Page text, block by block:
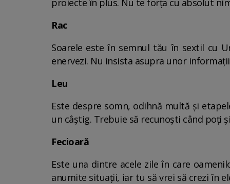
proiecte în plus. Nu te forța cu absolut
Rac
Soarele este în semnul tău în sextil cu
enervezi. Nu insista asupra unor
Leu
Este despre somn, odihnă multă și
un câștig. Trebuie să recunoști când poți
Fecioară
Este una dintre acele zile în care
anumite situații, iar tu să vrei să crezi în